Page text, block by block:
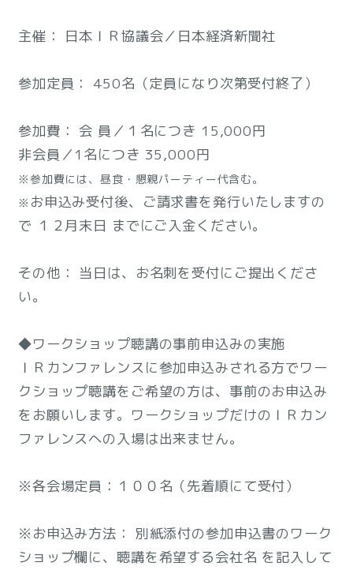
主催： 日本ＩＲ協議会／日本経済新聞社
参加定員： 450名（定員になり次第受付終了）
参加費： 会 員／１名につき 15,000円
非会員／1名につき 35,000円
※参加費には、昼食・懇親パーティー代含む。
※ お申込み受付後、ご請求書を発行いたしますの
で １２月末日 までにご入金ください。
その他： 当日は、お名刺を受付にご提出くださ
い。
◆ワークショップ聴講の事前申込みの実施
ＩＲカンファレンスに参加申込みされる方でワー
クショップ聴講をご希望の方は、事前のお申込み
をお願いします。ワークショップだけのＩＲカン
ファレンスへの入場は出来ません。
※各会場定員：１００名（先着順にて受付）
※お申込み方法： 別紙添付の参加申込書のワーク
ショップ欄に、聴講を希望する会社名 を記入して